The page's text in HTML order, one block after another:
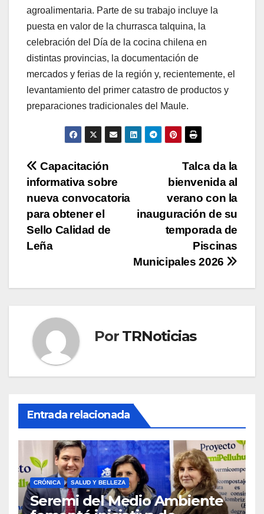
agroalimentaria. Parte de su trabajo incluye la
puesta en valor de la churrasca talquina, la
celebración del Día de la cocina chilena en
distintas provincias, la documentación de
mercados y ferias de la región y, recientemente, el
levantamiento del primer catastro de productos y
preparaciones tradicionales del Maule.
Navegación
de
entradas
Talca da la
bienvenida al
verano con la
inauguración de su
temporada de
Piscinas
Municipales 2026
Capacitación
informativa sobre
nueva convocatoria
para obtener el
Sello Calidad de
Leña
Por TRNoticias
Entrada relacionada
CRÓNICA SALUD Y BELLEZA
Seremi del Medio Ambiente